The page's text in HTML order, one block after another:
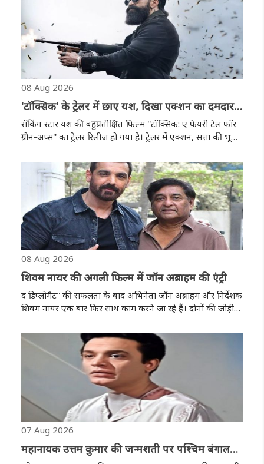
08 Aug 2026
'टॉक्सिक' के ट्रेलर में छाए यश, दिखा एक्शन का दमदार
अंदाज
रॉकिंग स्टार यश की बहुप्रतीक्षित फिल्म ''टॉक्सिक: ए फेयरी टेल फॉर
ग्रोन-अप्स'' का ट्रेलर रिलीज हो गया है। ट्रेलर में एक्शन, सत्ता की भूख,
फिल्म एक बड़े गैंगस्टर वर्ल्ड के इर्द-गिर्द घूमती है,..
08 Aug 2026
शिवम नायर की अगली फिल्म में जॉन अब्राहम की एंट्री
द डिप्लोमैट'' की सफलता के बाद अभिनेता जॉन अब्राहम और निर्देशक
शिवम नायर एक बार फिर साथ काम करने जा रहे हैं। दोनों की जोड़ी
जबरदस्त एक्शन और रोमांच देखने को मिलेगा। हालांकि, प्रोजेक्ट..
07 Aug 2026
महानायक उत्तम कुमार की जन्मशती पर पश्चिम बंगाल